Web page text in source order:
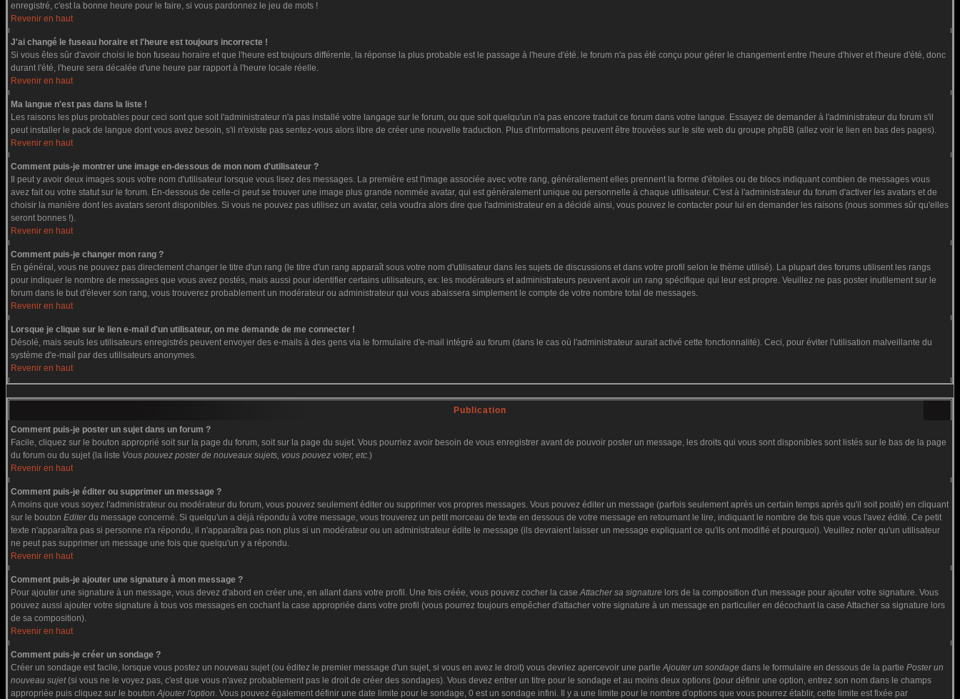
enregistré, c'est la bonne heure pour le faire, si vous pardonnez le jeu de mots !
Revenir en haut
J'ai changé le fuseau horaire et l'heure est toujours incorrecte !
Si vous êtes sûr d'avoir choisi le bon fuseau horaire et que l'heure est toujours différente, la réponse la plus probable est le passage à l'heure d'été. le forum n'a pas été conçu pour gérer le changement entre l'heure d'hiver et l'heure d'été, donc
durant l'été, l'heure sera décalée d'une heure par rapport à l'heure locale réelle.
Revenir en haut
Ma langue n'est pas dans la liste !
Les raisons les plus probables pour ceci sont que soit l'administrateur n'a pas installé votre langage sur le forum, ou que soit quelqu'un n'a pas encore traduit ce forum dans votre langue. Essayez de demander à l'administrateur du forum s'il
peut installer le pack de langue dont vous avez besoin, s'il n'existe pas sentez-vous alors libre de créer une nouvelle traduction. Plus d'informations peuvent être trouvées sur le site web du groupe phpBB (allez voir le lien en bas des pages).
Revenir en haut
Comment puis-je montrer une image en-dessous de mon nom d'utilisateur ?
Il peut y avoir deux images sous votre nom d'utilisateur lorsque vous lisez des messages. La première est l'image associée avec votre rang, générallement elles prennent la forme d'étoiles ou de blocs indiquant combien de messages vous
avez fait ou votre statut sur le forum. En-dessous de celle-ci peut se trouver une image plus grande nommée avatar, qui est généralement unique ou personnelle à chaque utilisateur. C'est à l'administrateur du forum d'activer les avatars et de
choisir la manière dont les avatars seront disponibles. Si vous ne pouvez pas utilisez un avatar, cela voudra alors dire que l'administrateur en a décidé ainsi, vous pouvez le contacter pour lui en demander les raisons (nous sommes sûr qu'elles
seront bonnes !).
Revenir en haut
Comment puis-je changer mon rang ?
En général, vous ne pouvez pas directement changer le titre d'un rang (le titre d'un rang apparaît sous votre nom d'utilisateur dans les sujets de discussions et dans votre profil selon le thème utilisé). La plupart des forums utilisent les rangs
pour indiquer le nombre de messages que vous avez postés, mais aussi pour identifier certains utilisateurs, ex: les modérateurs et administrateurs peuvent avoir un rang spécifique qui leur est propre. Veuillez ne pas poster inutilement sur le
forum dans le but d'élever son rang, vous trouverez probablement un modérateur ou administrateur qui vous abaissera simplement le compte de votre nombre total de messages.
Revenir en haut
Lorsque je clique sur le lien e-mail d'un utilisateur, on me demande de me connecter !
Désolé, mais seuls les utilisateurs enregistrés peuvent envoyer des e-mails à des gens via le formulaire d'e-mail intégré au forum (dans le cas où l'administrateur aurait activé cette fonctionnalité). Ceci, pour éviter l'utilisation malveillante du
système d'e-mail par des utilisateurs anonymes.
Revenir en haut
Publication
Comment puis-je poster un sujet dans un forum ?
Facile, cliquez sur le bouton approprié soit sur la page du forum, soit sur la page du sujet. Vous pourriez avoir besoin de vous enregistrer avant de pouvoir poster un message, les droits qui vous sont disponibles sont listés sur le bas de la page
du forum ou du sujet (la liste Vous pouvez poster de nouveaux sujets, vous pouvez voter, etc.)
Revenir en haut
Comment puis-je éditer ou supprimer un message ?
A moins que vous soyez l'administrateur ou modérateur du forum, vous pouvez seulement éditer ou supprimer vos propres messages. Vous pouvez éditer un message (parfois seulement après un certain temps après qu'il soit posté) en cliquant
sur le bouton Editerdu message concerné. Si quelqu'un a déjà répondu à votre message, vous trouverez un petit morceau de texte en dessous de votre message en retournant le lire, indiquant le nombre de fois que vous l'avez édité. Ce petit
texte n'apparaîtra pas si personne n'a répondu, il n'apparaîtra pas non plus si un modérateur ou un administrateur édite le message (ils devraient laisser un message expliquant ce qu'ils ont modifié et pourquoi). Veuillez noter qu'un utilisateur
ne peut pas supprimer un message une fois que quelqu'un y a répondu.
Revenir en haut
Comment puis-je ajouter une signature à mon message ?
Pour ajouter une signature à un message, vous devez d'abord en créer une, en allant dans votre profil. Une fois créée, vous pouvez cocher la caseAttacher sa signature lors de la composition d'un message pour ajouter votre signature. Vous
pouvez aussi ajouter votre signature à tous vos messages en cochant la case appropriée dans votre profil (vous pourrez toujours empêcher d'attacher votre signature à un message en particulier en décochant la case Attacher sa signature lors
de sa composition).
Revenir en haut
Comment puis-je créer un sondage ?
Créer un sondage est facile, lorsque vous postez un nouveau sujet (ou éditez le premier message d'un sujet, si vous en avez le droit) vous devriez apercevoir une partieAjouter un sondage dans le formulaire en dessous de la partie Poster un
nouveau sujet(si vous ne le voyez pas, c'est que vous n'avez probablement pas le droit de créer des sondages). Vous devez entrer un titre pour le sondage et au moins deux options (pour définir une option, entrez son nom dans le champs
appropriée puis cliquez sur le boutonAjouter l'option. Vous pouvez également définir une date limite pour le sondage, 0 est un sondage infini. Il y a une limite pour le nombre d'options que vous pourrez établir, cette limite est fixée par